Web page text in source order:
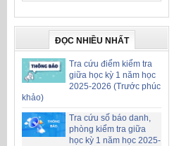
ĐỌC NHIỀU NHẤT
Tra cứu điểm kiểm tra
giữa học kỳ 1 năm học
2025-2026 (Trước phúc
khảo)
Tra cứu số báo danh,
phòng kiểm tra giữa
học kỳ 1 năm học 2025-